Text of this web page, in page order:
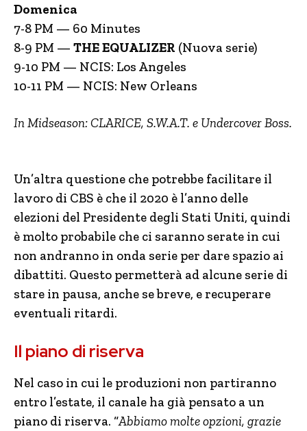
Domenica
7-8 PM — 60 Minutes
8-9 PM — THE EQUALIZER (Nuova serie)
9-10 PM — NCIS: Los Angeles
10-11 PM — NCIS: New Orleans
In Midseason: CLARICE, S.W.A.T. e Undercover Boss.
Un’altra questione che potrebbe facilitare il
lavoro di CBS è che il 2020 è l’anno delle
elezioni del Presidente degli Stati Uniti, quindi
è molto probabile che ci saranno serate in cui
non andranno in onda serie per dare spazio ai
dibattiti. Questo permetterà ad alcune serie di
stare in pausa, anche se breve, e recuperare
eventuali ritardi.
Il piano di riserva
Nel caso in cui le produzioni non partiranno
entro l’estate, il canale ha già pensato a un
piano di riserva. “Abbiamo molte opzioni, grazie